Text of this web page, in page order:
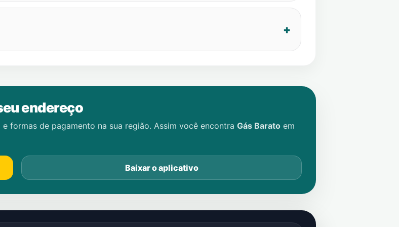
endereço
formas de pagamento na sua região. Assim você encontra Gás Barato em
Baixar o aplicativo